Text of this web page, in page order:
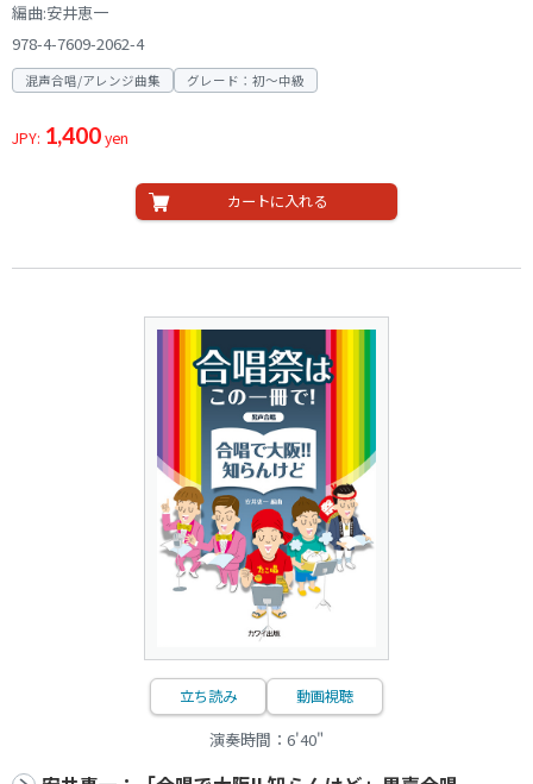
編曲:安井恵一
978-4-7609-2062-4
混声合唱/アレンジ曲集 グレード：初～中級
JPY: 1,400yen
カートに入れる
立ち読み 動画視聴
演奏時間：6'40"